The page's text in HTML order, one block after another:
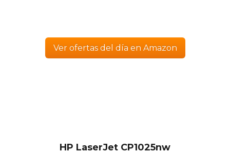
Ver ofertas del día en Amazon
HP LaserJet CP1025nw